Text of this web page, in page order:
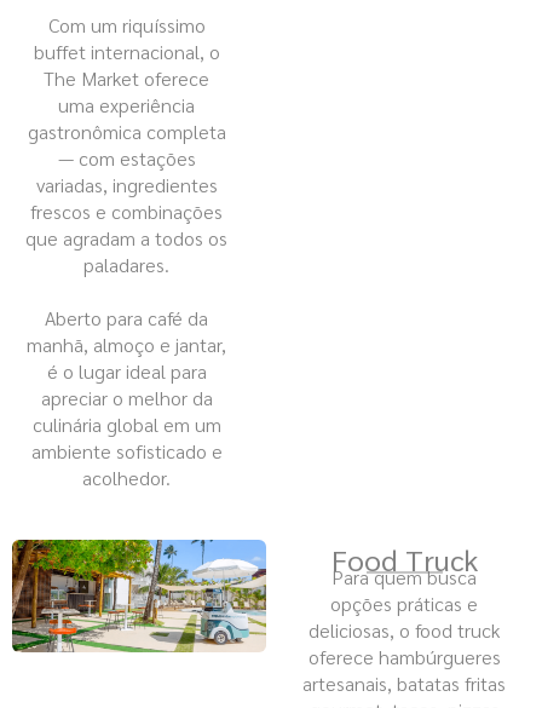
Com um riquíssimo
buffet internacional, o
The Market oferece
uma experiência
gastronômica completa
— com estações
variadas, ingredientes
frescos e combinações
que agradam a todos os
paladares.
Aberto para café da
manhã, almoço e jantar,
é o lugar ideal para
apreciar o melhor da
culinária global em um
ambiente sofisticado e
acolhedor.
Food Truck
Para quem busca
opções práticas e
deliciosas, o food truck
oferece hambúrgueres
artesanais, batatas fritas